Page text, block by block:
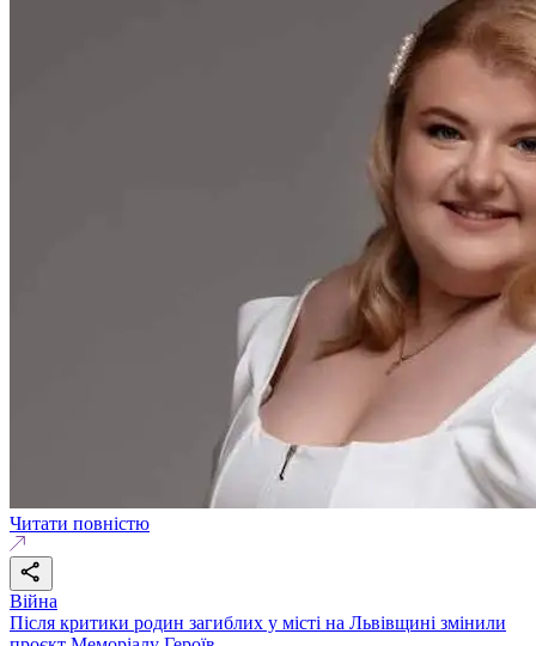
Читати повністю
Війна
Після критики родин загиблих у місті на Львівщині змінили